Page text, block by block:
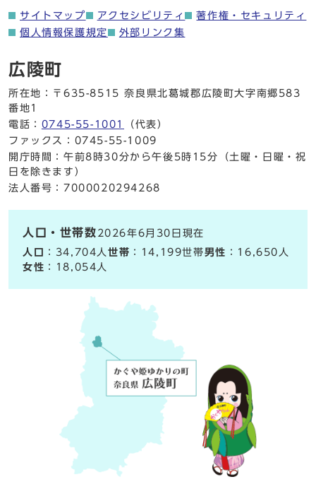
サイトマップ アクセシビリティ
著作権・セキュリティ
個人情報保護規定
外部リンク集
広陵町
所在地：〒635-8515 奈良県北葛城郡広陵町大字南郷583
番地1
電話： 0745-55-1001
（代表）
ファックス：0745-55-1009
開庁時間：午前8時30分から午後5時15分（土曜・日曜・祝
日を除きます）
法人番号：7000020294268
人口・世帯数 2026年6月30日現在
人口
：34,704人世帯 ：14,199世帯男性 ：16,650人
女性 ：18,054人